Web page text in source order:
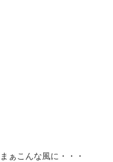
まぁこんな風に・・・